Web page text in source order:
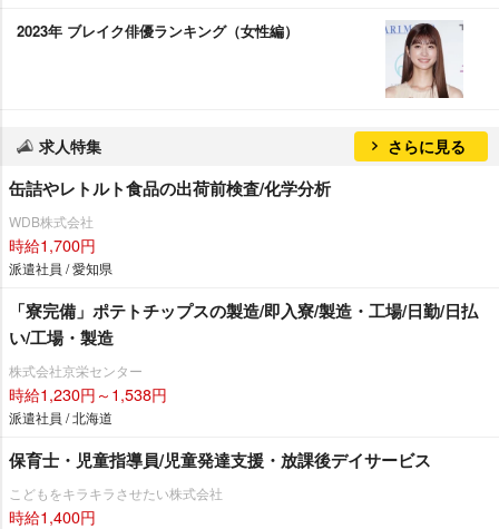
2023年 ブレイク俳優ランキング（女性編）
求人特集 さらに見る
缶詰やレトルト食品の出荷前検査/化学分析
WDB株式会社
時給1,700円
派遣社員 / 愛知県
「寮完備」ポテトチップスの製造/即入寮/製造・工場/日勤/日払
い/工場・製造
株式会社京栄センター
時給1,230円～1,538円
派遣社員 / 北海道
保育士・児童指導員/児童発達支援・放課後デイサービス
こどもをキラキラさせたい株式会社
時給1,400円